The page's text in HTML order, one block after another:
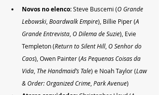
Novos no elenco: Steve Buscemi (O Grande
Lebowski, Boardwalk Empire), Billie Piper (A
Grande Entrevista, O Dilema de Suzie), Evie
Templeton (Return to Silent Hill, O Senhor do
Caos), Owen Painter (As Pequenas Coisas da
Vida, The Handmaid’s Tale) e Noah Taylor (Law
& Order: Organized Crime, Park Avenue)